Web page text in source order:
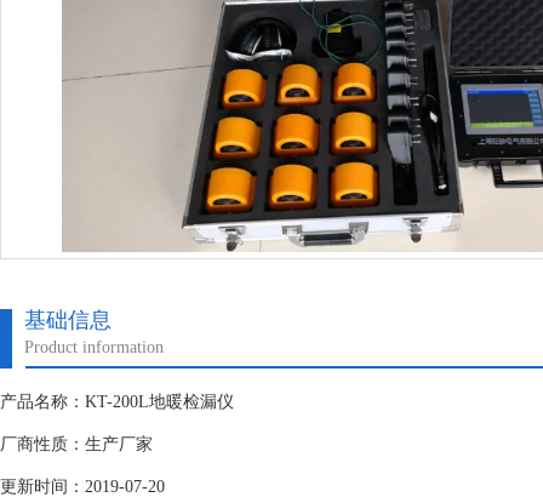
基础信息
Product information
产品名称：KT-200L地暖检漏仪
厂商性质：生产厂家
更新时间：2019-07-20